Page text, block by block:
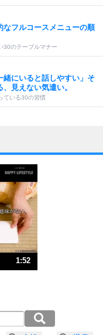
なフルコースメニューの順
30のテーブルマナー
緒にいると話しやすい」そ
見えない気遣い。
ている30の習慣
見ない。
方法
因は、行動しないから。
法
の。
優しさで表現する。
1:52